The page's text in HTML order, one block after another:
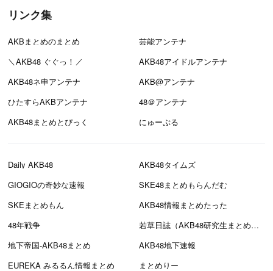
リンク集
AKBまとめのまとめ
芸能アンテナ
＼AKB48 ぐぐっ！／
AKB48アイドルアンテナ
AKB48ネ申アンテナ
AKB@アンテナ
ひたすらAKBアンテナ
48＠アンテナ
AKB48まとめとぴっく
にゅーぷる
Daily AKB48
AKB48タイムズ
GIOGIOの奇妙な速報
SKE48まとめもらんだむ
SKEまとめもん
AKB48情報まとめたった
48年戦争
若草日誌（AKB48研究生まとめブログ）
地下帝国-AKB48まとめ
AKB48地下速報
EUREKA みるるん情報まとめ
まとめりー